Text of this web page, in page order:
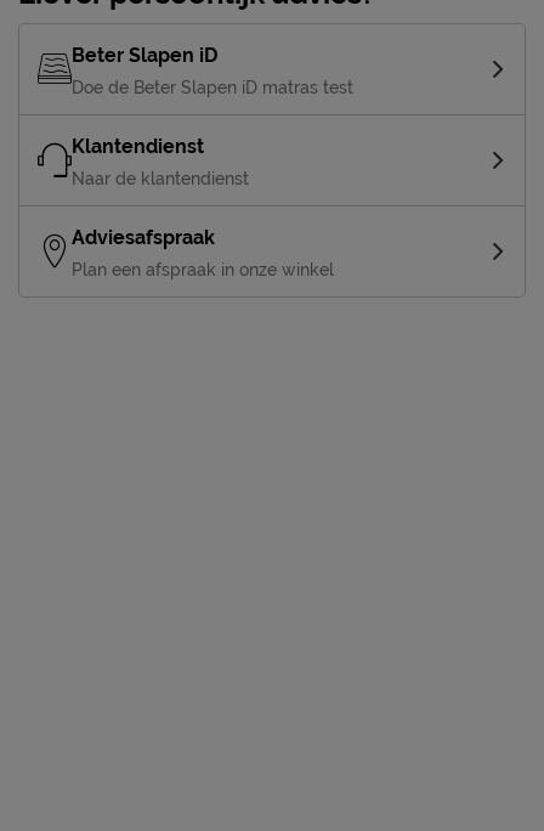
Beter Slapen iD
Doe de Beter Slapen iD matras test
Klantendienst
Naar de klantendienst
Adviesafspraak
Plan een afspraak in onze winkel